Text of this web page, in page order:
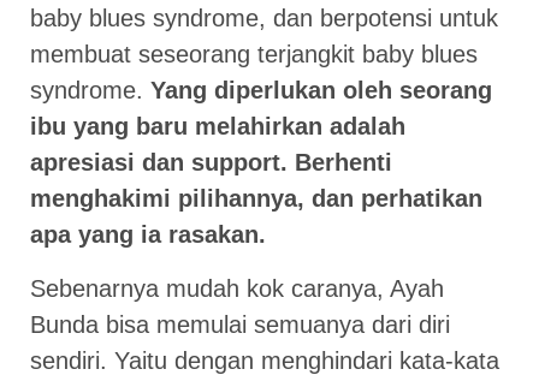
baby blues syndrome, dan berpotensi untuk
membuat seseorang terjangkit baby blues
syndrome. Yang diperlukan oleh seorang
ibu yang baru melahirkan adalah
apresiasi dan support. Berhenti
menghakimi pilihannya, dan perhatikan
apa yang ia rasakan.
Sebenarnya mudah kok caranya, Ayah
Bunda bisa memulai semuanya dari diri
sendiri. Yaitu dengan menghindari kata-kata